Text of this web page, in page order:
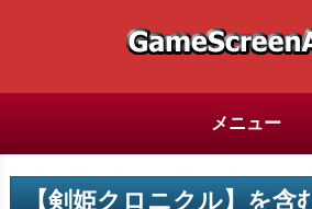
メニュー
【剣姫クロニクル】を含